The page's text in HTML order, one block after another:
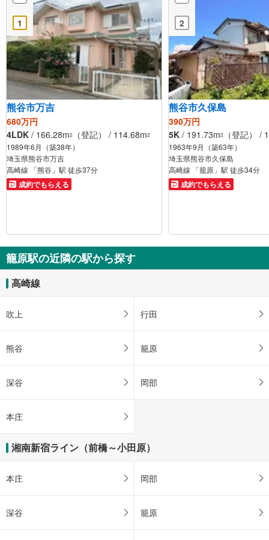
1
熊谷市万吉
680万円
4LDK / 166.28m2 （登記） / 114.68m2
1989年6月（築38年）
埼玉県熊谷市万吉
高崎線 「熊谷」駅 徒歩37分
成約でもらえる
2
熊谷市久保島
390万円
5K / 191.73m2 （登記） /
1963年9月（築63年）
埼玉県熊谷市久保島
高崎線 「籠原」駅 徒歩34分
成約でもらえる
籠原駅の近隣の駅から探す
高崎線
吹上 行田
熊谷 籠原
深谷 岡部
本庄
湘南新宿ライン（前橋～小田原）
本庄 岡部
深谷 籠原